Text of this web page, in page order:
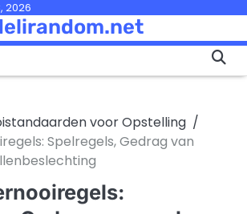
2026
voor Opstelling
Spelregels, Gedrag van